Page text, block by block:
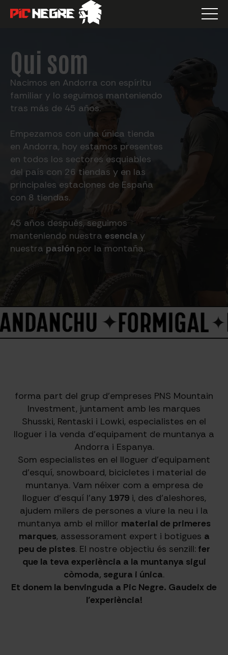
Qui som
Nacimos en Andorra con espíritu
familiar y lo seguimos manteniendo
tras más de 45 años.
Empezamos con una única tienda
en Andorra, hoy estamos presentes
en todos los sectores esquiables
del país con 26 tiendas y en las
principales estaciones de España
con 8 tiendas.
45 años después, seguimos
manteniendo nuestra esencia y
nuestra pasión por la montaña.
forma part del grup d’empreses PNS Mountain
Investment, juntament amb les marques
Shusski, Rentaski i Lowki, especialistes en el
lloguer i la venda d’equipament de muntanya a
Andorra i Espanya.
Som especialistes en el lloguer d’equipament
d’esquí, snowboard, bicicletes i material de
muntanya. Vam néixer com a empresa de
lloguer d’esquí l’any 1979i, des d’aleshores,
ajudem milers de persones a viure la neu i la
muntanya amb el millor material de primeres
marques, assessorament expert i botigues a
peu de pistes. El nostre objectiu és senzill: fer
que la teva experiència a la muntanya sigui
còmoda, segura i única.
Et donem la benvinguda a Pic Negre. Gaudeix de
l’experiència!